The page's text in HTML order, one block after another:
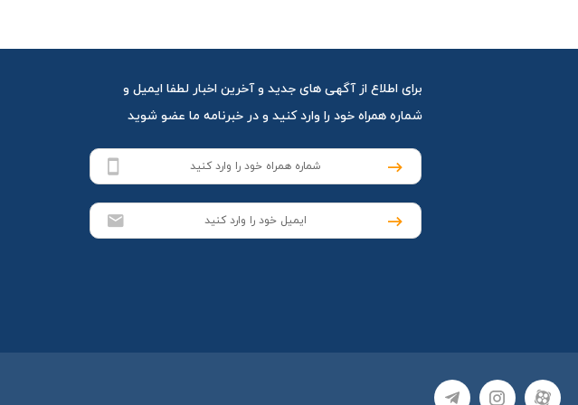
برای اطلاع از آگهی های جدید و آخرین اخبار لطفا ایمیل و
شماره همراه خود را وارد کنید و در خبرنامه ما عضو شوید